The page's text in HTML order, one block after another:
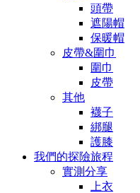
頭帶
遮陽帽
保暖帽
皮帶&圍巾
圍巾
皮帶
其他
襪子
綁腿
護膝
我們的探險旅程
實測分享
上衣